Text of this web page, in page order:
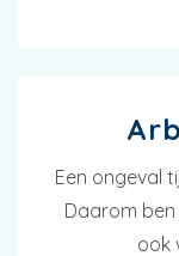
Een ongeval
Daarom
ook